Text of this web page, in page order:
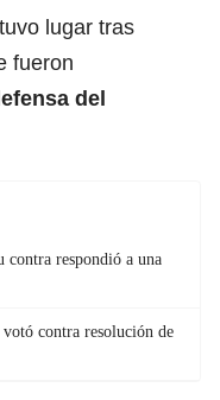
lugar tras
fueron
del
respondió a una
contra resolución de